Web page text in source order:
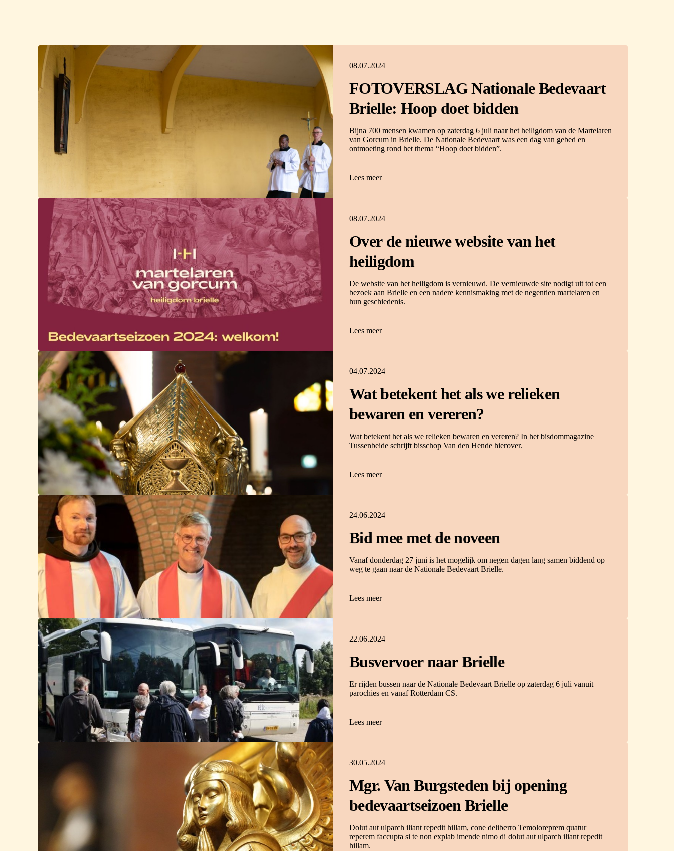
08.07.2024
FOTOVERSLAG Nationale Bedevaart
Brielle: Hoop doet bidden
Bijna 700 mensen kwamen op zaterdag 6 juli naar het heiligdom van de Martelaren
van Gorcum in Brielle. De Nationale Bedevaart was een dag van gebed en
ontmoeting rond het thema “Hoop doet bidden”.
Lees meer
08.07.2024
Over de nieuwe website van het
heiligdom
De website van het heiligdom is vernieuwd. De vernieuwde site nodigt uit tot een
bezoek aan Brielle en een nadere kennismaking met de negentien martelaren en
hun geschiedenis.
Lees meer
04.07.2024
Wat betekent het als we relieken
bewaren en vereren?
Wat betekent het als we relieken bewaren en vereren? In het bisdommagazine
Tussenbeide schrijft bisschop Van den Hende hierover.
Lees meer
24.06.2024
Bid mee met de noveen
Vanaf donderdag 27 juni is het mogelijk om negen dagen lang samen biddend op
weg te gaan naar de Nationale Bedevaart Brielle.
Lees meer
22.06.2024
Busvervoer naar Brielle
Er rijden bussen naar de Nationale Bedevaart Brielle op zaterdag 6 juli vanuit
parochies en vanaf Rotterdam CS.
Lees meer
30.05.2024
Mgr. Van Burgsteden bij opening
bedevaartseizoen Brielle
Dolut aut ulparch iliant repedit hillam, cone deliberro Temoloreprem quatur
reperem faccupta si te non explab imende nimo di dolut aut ulparch iliant repedit
hillam.